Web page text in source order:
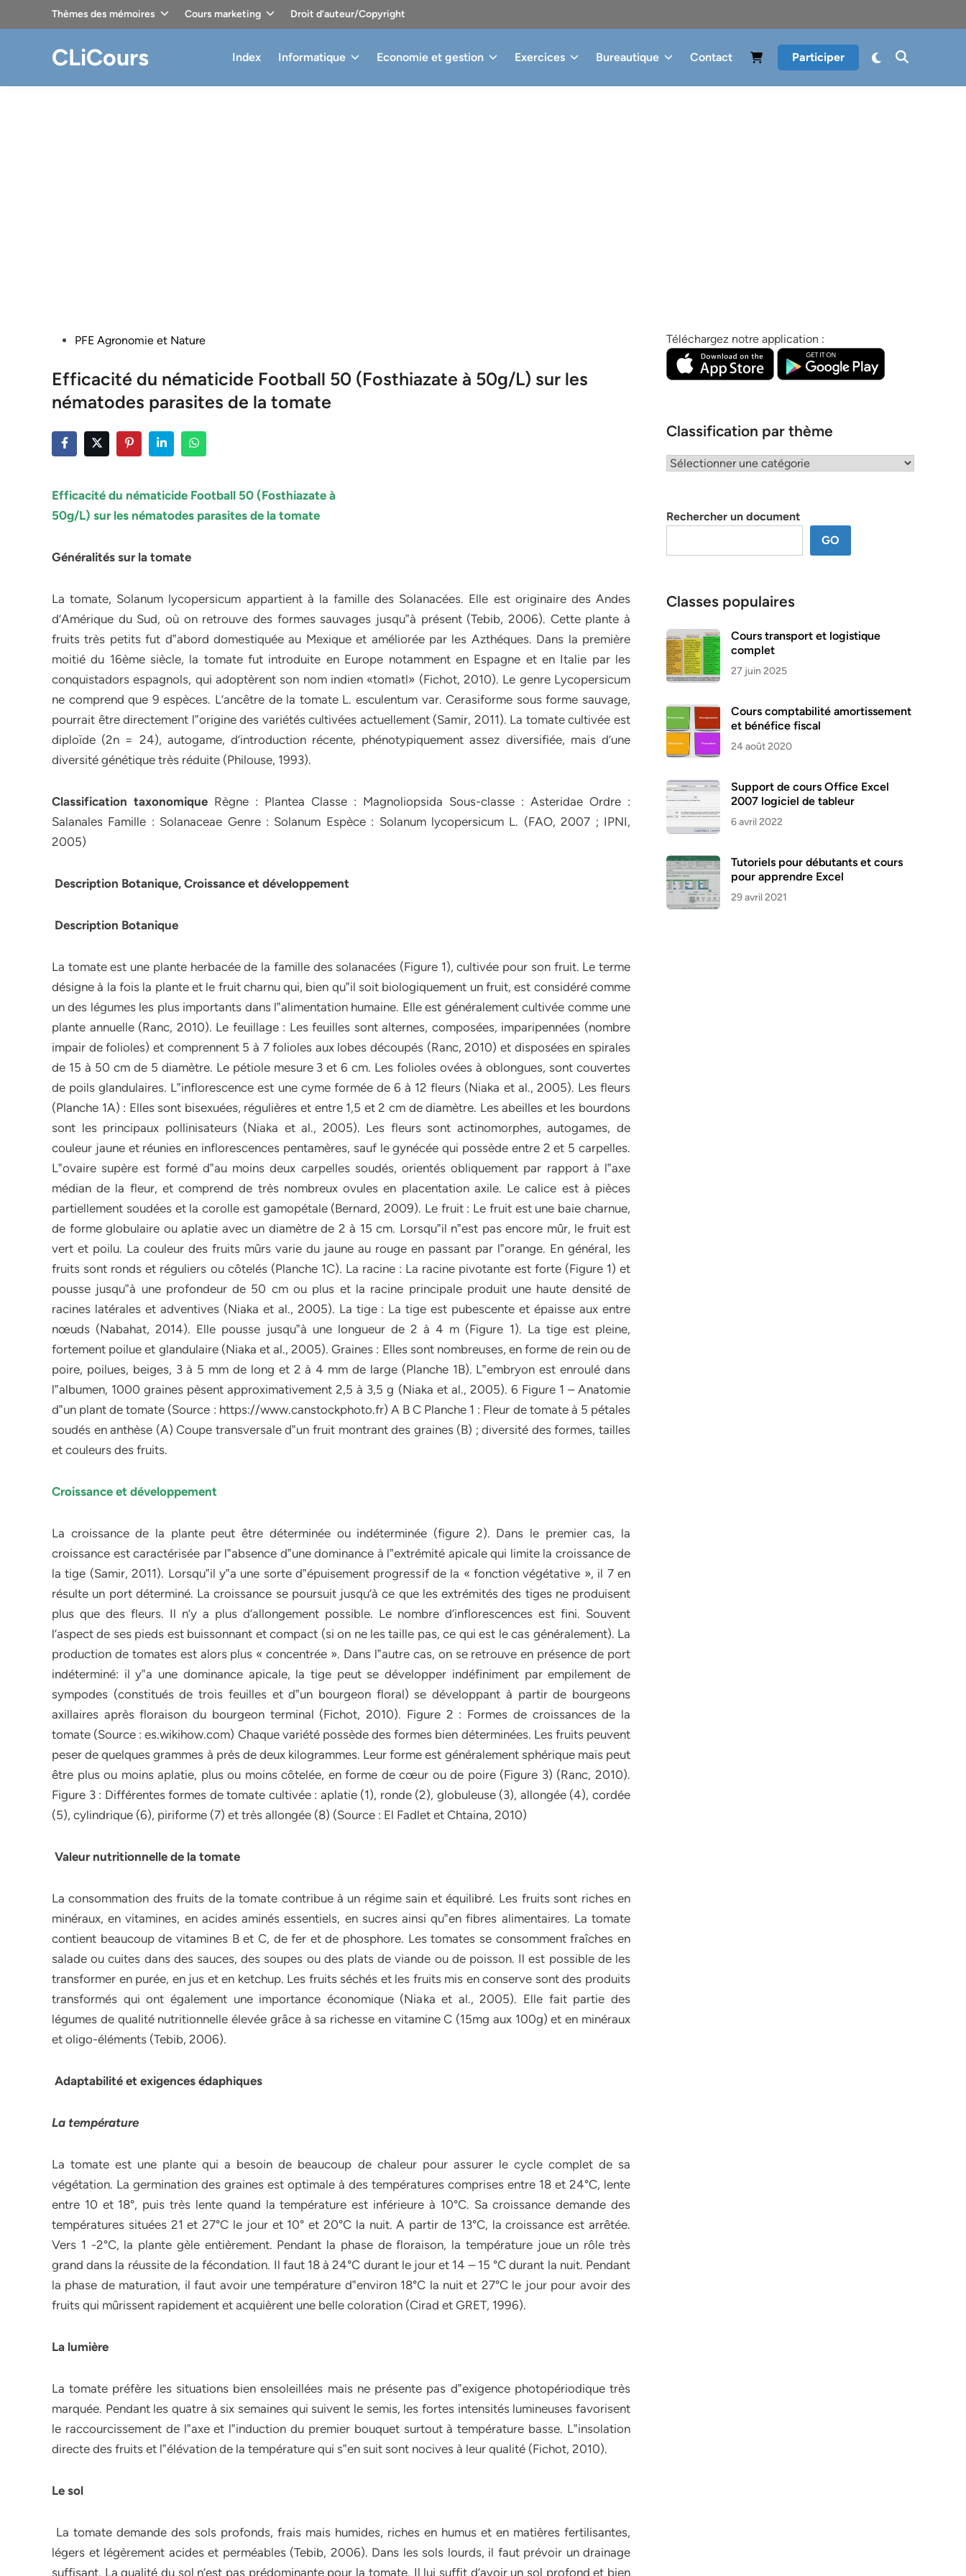
Thèmes des mémoires Cours marketing Droit d’auteur/Copyright
CLiCours Index Informatique Economie et gestion Exercices Bureautique Contact Participer
PostedPFE Agronomie et Nature
Efficacité du nématicide Football 50 (Fosthiazate à 50g/L) sur les
nématodes parasites de la tomate
Efficacité du nématicide Football 50 (Fosthiazate à
50g/L) sur les nématodes parasites de la tomate
Généralités sur la tomate
La tomate, Solanum lycopersicum appartient à la famille des Solanacées. Elle est originaire des Andes
d’Amérique du Sud, où on retrouve des formes sauvages jusqu‟à présent (Tebib, 2006). Cette plante à
fruits très petits fut d‟abord domestiquée au Mexique et améliorée par les Azthéques. Dans la première
moitié du 16ème siècle, la tomate fut introduite en Europe notamment en Espagne et en Italie par les
conquistadors espagnols, qui adoptèrent son nom indien «tomatl» (Fichot, 2010). Le genre Lycopersicum
ne comprend que 9 espèces. L’ancêtre de la tomate L. esculentum var. Cerasiforme sous forme sauvage,
pourrait être directement l‟origine des variétés cultivées actuellement (Samir, 2011). La tomate cultivée est
diploïde (2n = 24), autogame, d’introduction récente, phénotypiquement assez diversifiée, mais d’une
diversité génétique très réduite (Philouse, 1993).
Classification taxonomique Règne : Plantea Classe : Magnoliopsida Sous-classe : Asteridae Ordre :
Salanales Famille : Solanaceae Genre : Solanum Espèce : Solanum lycopersicum L. (FAO, 2007 ; IPNI,
2005)
Description Botanique, Croissance et développement
Description Botanique
La tomate est une plante herbacée de la famille des solanacées (Figure 1), cultivée pour son fruit. Le terme
désigne à la fois la plante et le fruit charnu qui, bien qu‟il soit biologiquement un fruit, est considéré comme
un des légumes les plus importants dans l‟alimentation humaine. Elle est généralement cultivée comme une
plante annuelle (Ranc, 2010). Le feuillage : Les feuilles sont alternes, composées, imparipennées (nombre
impair de folioles) et comprennent 5 à 7 folioles aux lobes découpés (Ranc, 2010) et disposées en spirales
de 15 à 50 cm de 5 diamètre. Le pétiole mesure 3 et 6 cm. Les folioles ovées à oblongues, sont couvertes
de poils glandulaires. L‟inflorescence est une cyme formée de 6 à 12 fleurs (Niaka et al., 2005). Les fleurs
(Planche 1A) : Elles sont bisexuées, régulières et entre 1,5 et 2 cm de diamètre. Les abeilles et les bourdons
sont les principaux pollinisateurs (Niaka et al., 2005). Les fleurs sont actinomorphes, autogames, de
couleur jaune et réunies en inflorescences pentamères, sauf le gynécée qui possède entre 2 et 5 carpelles.
L‟ovaire supère est formé d‟au moins deux carpelles soudés, orientés obliquement par rapport à l‟axe
médian de la fleur, et comprend de très nombreux ovules en placentation axile. Le calice est à pièces
partiellement soudées et la corolle est gamopétale (Bernard, 2009). Le fruit : Le fruit est une baie charnue,
de forme globulaire ou aplatie avec un diamètre de 2 à 15 cm. Lorsqu‟il n‟est pas encore mûr, le fruit est
vert et poilu. La couleur des fruits mûrs varie du jaune au rouge en passant par l‟orange. En général, les
fruits sont ronds et réguliers ou côtelés (Planche 1C). La racine : La racine pivotante est forte (Figure 1) et
pousse jusqu‟à une profondeur de 50 cm ou plus et la racine principale produit une haute densité de
racines latérales et adventives (Niaka et al., 2005). La tige : La tige est pubescente et épaisse aux entre
nœuds (Nabahat, 2014). Elle pousse jusqu‟à une longueur de 2 à 4 m (Figure 1). La tige est pleine,
fortement poilue et glandulaire (Niaka et al., 2005). Graines : Elles sont nombreuses, en forme de rein ou de
poire, poilues, beiges, 3 à 5 mm de long et 2 à 4 mm de large (Planche 1B). L‟embryon est enroulé dans
l‟albumen, 1000 graines pèsent approximativement 2,5 à 3,5 g (Niaka et al., 2005). 6 Figure 1 – Anatomie
d‟un plant de tomate (Source : https://www.canstockphoto.fr) A B C Planche 1 : Fleur de tomate à 5 pétales
soudés en anthèse (A) Coupe transversale d‟un fruit montrant des graines (B) ; diversité des formes, tailles
et couleurs des fruits.
Croissance et développement
La croissance de la plante peut être déterminée ou indéterminée (figure 2). Dans le premier cas, la
croissance est caractérisée par l‟absence d‟une dominance à l‟extrémité apicale qui limite la croissance de
la tige (Samir, 2011). Lorsqu‟il y‟a une sorte d‟épuisement progressif de la « fonction végétative », il 7 en
résulte un port déterminé. La croissance se poursuit jusqu’à ce que les extrémités des tiges ne produisent
plus que des fleurs. Il n’y a plus d’allongement possible. Le nombre d’inflorescences est fini. Souvent
l’aspect de ses pieds est buissonnant et compact (si on ne les taille pas, ce qui est le cas généralement). La
production de tomates est alors plus « concentrée ». Dans l‟autre cas, on se retrouve en présence de port
indéterminé: il y‟a une dominance apicale, la tige peut se développer indéfiniment par empilement de
sympodes (constitués de trois feuilles et d‟un bourgeon floral) se développant à partir de bourgeons
axillaires après floraison du bourgeon terminal (Fichot, 2010). Figure 2 : Formes de croissances de la
tomate (Source : es.wikihow.com) Chaque variété possède des formes bien déterminées. Les fruits peuvent
peser de quelques grammes à près de deux kilogrammes. Leur forme est généralement sphérique mais peut
être plus ou moins aplatie, plus ou moins côtelée, en forme de cœur ou de poire (Figure 3) (Ranc, 2010).
Figure 3 : Différentes formes de tomate cultivée : aplatie (1), ronde (2), globuleuse (3), allongée (4), cordée
(5), cylindrique (6), piriforme (7) et très allongée (8) (Source : El Fadlet et Chtaina, 2010)
Valeur nutritionnelle de la tomate
La consommation des fruits de la tomate contribue à un régime sain et équilibré. Les fruits sont riches en
minéraux, en vitamines, en acides aminés essentiels, en sucres ainsi qu‟en fibres alimentaires. La tomate
contient beaucoup de vitamines B et C, de fer et de phosphore. Les tomates se consomment fraîches en
salade ou cuites dans des sauces, des soupes ou des plats de viande ou de poisson. Il est possible de les
transformer en purée, en jus et en ketchup. Les fruits séchés et les fruits mis en conserve sont des produits
transformés qui ont également une importance économique (Niaka et al., 2005). Elle fait partie des
légumes de qualité nutritionnelle élevée grâce à sa richesse en vitamine C (15mg aux 100g) et en minéraux
et oligo-éléments (Tebib, 2006).
Adaptabilité et exigences édaphiques
La température
La tomate est une plante qui a besoin de beaucoup de chaleur pour assurer le cycle complet de sa
végétation. La germination des graines est optimale à des températures comprises entre 18 et 24°C, lente
entre 10 et 18°, puis très lente quand la température est inférieure à 10°C. Sa croissance demande des
températures situées 21 et 27°C le jour et 10° et 20°C la nuit. A partir de 13°C, la croissance est arrêtée.
Vers 1 -2°C, la plante gèle entièrement. Pendant la phase de floraison, la température joue un rôle très
grand dans la réussite de la fécondation. Il faut 18 à 24°C durant le jour et 14 – 15 °C durant la nuit. Pendant
la phase de maturation, il faut avoir une température d‟environ 18°C la nuit et 27°C le jour pour avoir des
fruits qui mûrissent rapidement et acquièrent une belle coloration (Cirad et GRET, 1996).
La lumière
La tomate préfère les situations bien ensoleillées mais ne présente pas d‟exigence photopériodique très
marquée. Pendant les quatre à six semaines qui suivent le semis, les fortes intensités lumineuses favorisent
le raccourcissement de l‟axe et l‟induction du premier bouquet surtout à température basse. L‟insolation
directe des fruits et l‟élévation de la température qui s‟en suit sont nocives à leur qualité (Fichot, 2010).
Le sol
La tomate demande des sols profonds, frais mais humides, riches en humus et en matières fertilisantes,
légers et légèrement acides et perméables (Tebib, 2006). Dans les sols lourds, il faut prévoir un drainage
suffisant. La qualité du sol n’est pas prédominante pour la tomate. Il lui suffit d’avoir un sol profond et bien
Téléchargez notre application :
Classification par thème
Classification
Rechercher un document
GO
Classes populaires
Cours transport et logistique
complet
27 juin 2025
Cours comptabilité amortissement
et bénéfice fiscal
24 août 2020
Support de cours Office Excel
2007 logiciel de tableur
6 avril 2022
Tutoriels pour débutants et cours
pour apprendre Excel
29 avril 2021